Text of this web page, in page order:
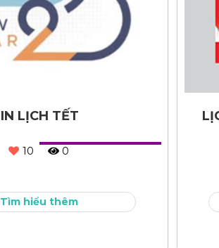
IN LỊCH TẾT
10 0
Tìm hiểu thêm